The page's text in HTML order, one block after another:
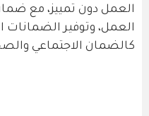
العمل دون تمييز، مع
العمل، وتوفير الضمانات
كالضمان الاجتماعي